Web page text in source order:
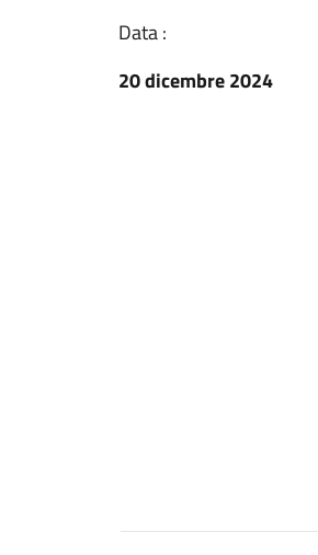
Data :
20 dicembre 2024